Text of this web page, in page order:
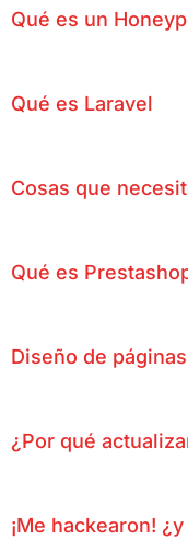
Qué es un
Qué es Laravel
Cosas que
Qué es
Diseño de
¿Por qué
¡Me hackearon!